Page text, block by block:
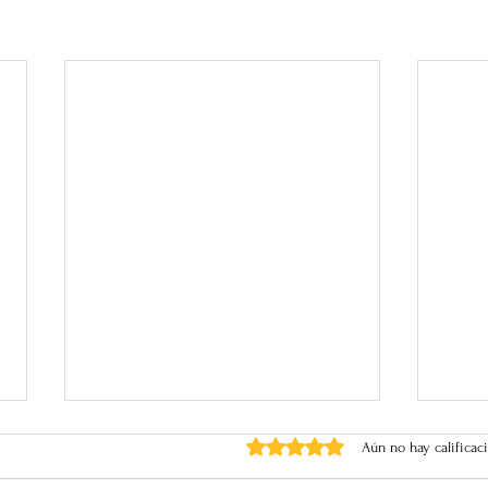
Obtuvo 0 de 5 estrellas.
Aún no hay